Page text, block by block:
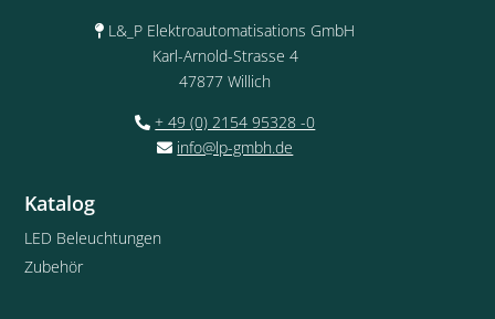
L&_P Elektroautomatisations GmbH
Karl-Arnold-Strasse 4
47877 Willich
+ 49 (0) 2154 95328 -0
info@lp-gmbh.de
Katalog
LED Beleuchtungen
Zubehör